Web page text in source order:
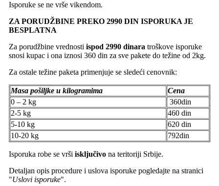
Isporuke se ne vrše vikendom.
ZA PORUDŽBINE PREKO 2990 DIN ISPORUKA JE
BESPLATNA
Za porudžbine vrednosti ispod 2990 dinara troškove isporuke
snosi kupac i ona iznosi 360 din za sve pakete do težine od 2kg.
Za ostale težine paketa primenjuje se sledeći cenovnik:
Masa pošiljke u kilogramima
Cena
0 – 2 kg
360din
2-5 kg
460 din
5-10 kg
620 din
10-20 kg
792din
Isporuka robe se vrši isključivo na teritoriji Srbije.
Detaljan opis procedure i uslova isporuke pogledajte na stranici
"Uslovi isporuke".